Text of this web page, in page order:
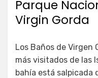
Parque
Virgin Gorda
Los Baños de Virgen
más visitados de las
bahía está salpicada